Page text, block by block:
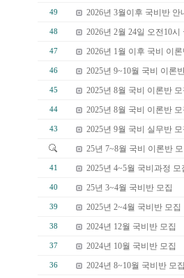
49 2026년 3월이후 국비반 안
48 2026년 2월 24일 오전10
47 2026년 1월 이후 국비 이
46 2025년 9~10월 국비 이론
45 2025년 8월 국비 이론반
44 2025년 8월 국비 이론반
43
2025년 9월 국비 실무반
25년 7~8월 국비 이론반
41 2025년 4~5월 국비과정 모
40 25년 3~4월 국비반 모집
39 2025년 2~4월 국비반 모집
38 2024년 12월 국비반 모집
37 2024년 10월 국비반 모집
36 2024년 8~10월 국비반 모